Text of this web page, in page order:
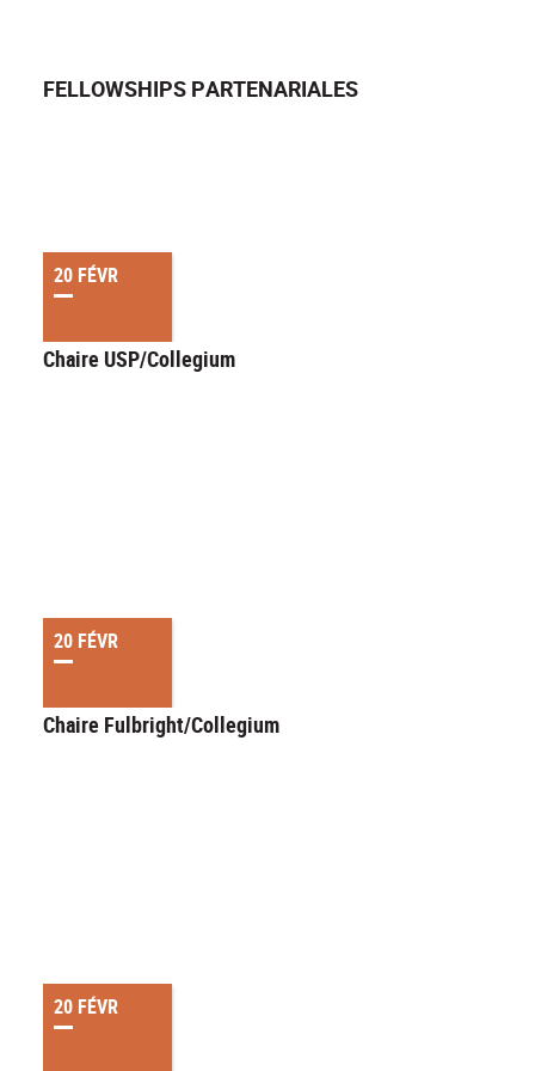
FELLOWSHIPS PARTENARIALES
20 FÉVR
Chaire USP/Collegium
20 FÉVR
Chaire Fulbright/Collegium
20 FÉVR